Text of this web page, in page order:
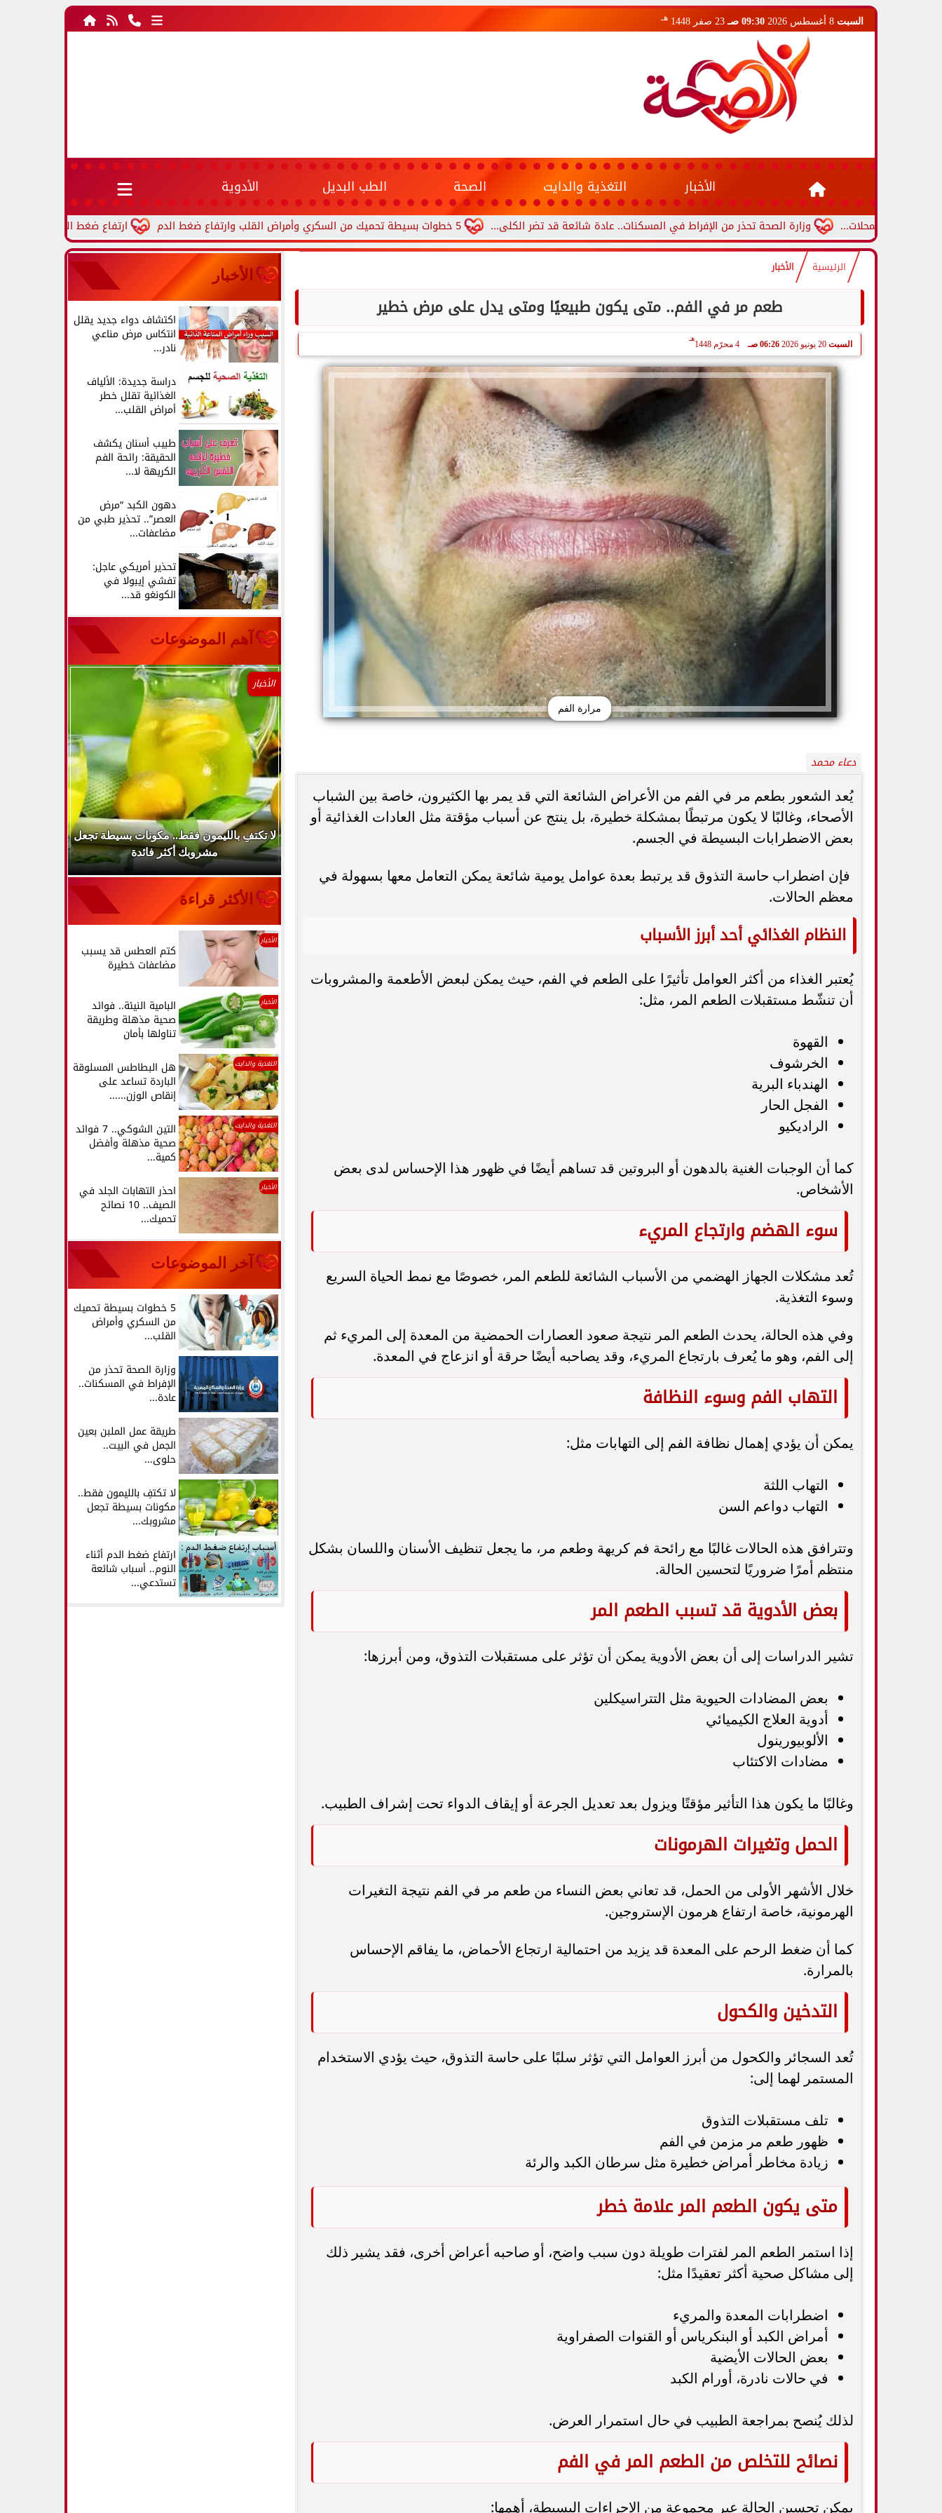
السبت 09:30 صـ 23 صفر 1448 هـ
الأخبار التغذية والدايت الصحة الطب البديل الأدوية
ارتفاع ضغط الدم أثناء النوم.. أسباب 5 خطوات بسيطة تحميك من السكري وأمراض القلب وارتفاع ضغط الدم وزارة الصحة تحذر من الإفراط في المسكنات.. عادة شائعة قد تضر الكلى...
الرئيسية الأخبار
طعم مر في الفم.. متى يكون طبيعيًا ومتى يدل على مرض خطير
السبت 20 يونيو 2026 06:26 صـ 4 محرّم 1448
هـ
مرارة الفم
دعاء محمد
يُعد الشعور بطعم مر في الفم من الأعراض الشائعة التي قد يمر بها الكثيرون، خاصة بين الشباب
الأصحاء، وغالبًا لا يكون مرتبطًا بمشكلة خطيرة، بل ينتج عن أسباب مؤقتة مثل العادات الغذائية أو
بعض الاضطرابات البسيطة في الجسم.
فإن اضطراب حاسة التذوق قد يرتبط بعدة عوامل يومية شائعة يمكن التعامل معها بسهولة في
معظم الحالات.
النظام الغذائي أحد أبرز الأسباب
يُعتبر الغذاء من أكثر العوامل تأثيرًا على الطعم في الفم، حيث يمكن لبعض الأطعمة والمشروبات
أن تنشّط مستقبلات الطعم المر، مثل:
القهوة
الخرشوف
الهندباء البرية
الفجل الحار
الراديكيو
كما أن الوجبات الغنية بالدهون أو البروتين قد تساهم أيضًا في ظهور هذا الإحساس لدى بعض
الأشخاص.
سوء الهضم وارتجاع المريء
تُعد مشكلات الجهاز الهضمي من الأسباب الشائعة للطعم المر، خصوصًا مع نمط الحياة السريع
وسوء التغذية.
وفي هذه الحالة، يحدث الطعم المر نتيجة صعود العصارات الحمضية من المعدة إلى المريء ثم
إلى الفم، وهو ما يُعرف بارتجاع المريء، وقد يصاحبه أيضًا حرقة أو انزعاج في المعدة.
التهاب الفم وسوء النظافة
يمكن أن يؤدي إهمال نظافة الفم إلى التهابات مثل:
التهاب اللثة
التهاب دواعم السن
وتترافق هذه الحالات غالبًا مع رائحة فم كريهة وطعم مر، ما يجعل تنظيف الأسنان واللسان بشكل
منتظم أمرًا ضروريًا لتحسين الحالة.
بعض الأدوية قد تسبب الطعم المر
تشير الدراسات إلى أن بعض الأدوية يمكن أن تؤثر على مستقبلات التذوق، ومن أبرزها:
بعض المضادات الحيوية مثل التتراسيكلين
أدوية العلاج الكيميائي
الألوبيورينول
مضادات الاكتئاب
وغالبًا ما يكون هذا التأثير مؤقتًا ويزول بعد تعديل الجرعة أو إيقاف الدواء تحت إشراف الطبيب.
الحمل وتغيرات الهرمونات
خلال الأشهر الأولى من الحمل، قد تعاني بعض النساء من طعم مر في الفم نتيجة التغيرات
الهرمونية، خاصة ارتفاع هرمون الإستروجين.
كما أن ضغط الرحم على المعدة قد يزيد من احتمالية ارتجاع الأحماض، ما يفاقم الإحساس
بالمرارة.
التدخين والكحول
تُعد السجائر والكحول من أبرز العوامل التي تؤثر سلبًا على حاسة التذوق، حيث يؤدي الاستخدام
المستمر لهما إلى:
تلف مستقبلات التذوق
ظهور طعم مر مزمن في الفم
زيادة مخاطر أمراض خطيرة مثل سرطان الكبد والرئة
متى يكون الطعم المر علامة خطر
إذا استمر الطعم المر لفترات طويلة دون سبب واضح، أو صاحبه أعراض أخرى، فقد يشير ذلك
إلى مشاكل صحية أكثر تعقيدًا مثل:
اضطرابات المعدة والمريء
أمراض الكبد أو البنكرياس أو القنوات الصفراوية
بعض الحالات الأيضية
في حالات نادرة، أورام الكبد
لذلك يُنصح بمراجعة الطبيب في حال استمرار العرض.
نصائح للتخلص من الطعم المر في الفم
يمكن تحسين الحالة عبر مجموعة من الإجراءات البسيطة، أهمها:
الأخبار
اكتشاف دواء جديد يقلل
انتكاس مرض مناعي
نادر...
دراسة جديدة: الألياف
الغذائية تقلل خطر
أمراض القلب...
طبيب أسنان يكشف
الحقيقة: رائحة الفم
الكريهة لا...
دهون الكبد “مرض
العصر”.. تحذير طبي من
مضاعفات...
تحذير أمريكي عاجل:
تفشي إيبولا في
الكونغو قد...
آهم الموضوعات
5 خطوات بسيطة تحميك من السكري
وزارة الصحة تحذر من الإفراط في
الأخبار
لا تكتفِ بالليمون فقط.. مكونات بسيطة تجعل
مشروبك أكثر فائدة
الأكثر قراءة
الأخبار
كتم العطس قد يسبب
مضاعفات خطيرة
الأخبار البامية النيئة.. فوائد
صحية مذهلة وطريقة
تناولها بأمان
التغذية والدايت هل البطاطس المسلوقة
الباردة تساعد على
إنقاص الوزن......
التغذية والدايت التين الشوكي.. 7 فوائد
صحية مذهلة وأفضل
كمية...
الأخبار احذر التهابات الجلد في
الصيف.. 10 نصائح
تحميك...
آخر الموضوعات
5 خطوات بسيطة تحميك
من السكري وأمراض
القلب...
وزارة الصحة تحذر من
الإفراط في المسكنات..
عادة...
طريقة عمل الملبن بعين
الجمل في البيت..
حلوى...
لا تكتفِ بالليمون فقط..
مكونات بسيطة تجعل
مشروبك...
ارتفاع ضغط الدم أثناء
النوم.. أسباب شائعة
تستدعي...